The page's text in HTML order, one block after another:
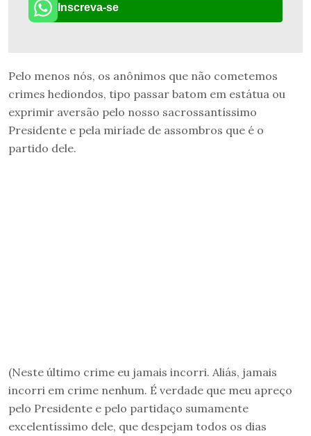
Inscreva-se
Pelo menos nós, os anônimos que não cometemos
crimes hediondos, tipo passar batom em estátua ou
exprimir aversão pelo nosso sacrossantíssimo
Presidente e pela miríade de assombros que é o
partido dele.
(Neste último crime eu jamais incorri. Aliás, jamais
incorri em crime nenhum. É verdade que meu apreço
pelo Presidente e pelo partidaço sumamente
excelentíssimo dele, que despejam todos os dias